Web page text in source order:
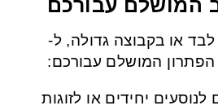
המושלם עבורכם
או בקבוצה גדולה, ל-
יחידים או לזוגות